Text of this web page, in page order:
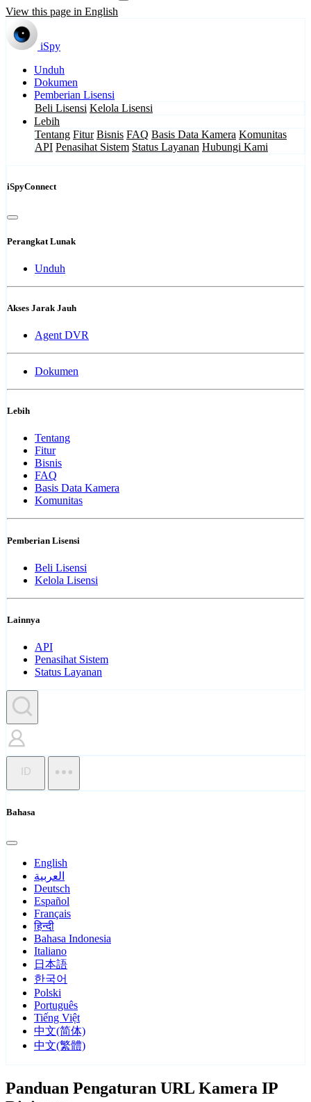
View this page in English
iSpy
Unduh
Dokumen
Pemberian Lisensi
Beli Lisensi Kelola Lisensi
Lebih
Tentang Fitur Bisnis FAQ Basis Data Kamera Komunitas
API Penasihat Sistem Status Layanan Hubungi Kami
iSpyConnect
Perangkat Lunak
Unduh
Akses Jarak Jauh
Agent DVR
Dokumen
Lebih
Tentang
Fitur
Bisnis
FAQ
Basis Data Kamera
Komunitas
Pemberian Lisensi
Beli Lisensi
Kelola Lisensi
Lainnya
API
Penasihat Sistem
Status Layanan
ID
Bahasa
English
العربية
Deutsch
Español
Français
हिन्दी
Bahasa Indonesia
Italiano
日本語
한국어
Polski
Português
Tiếng Việt
中文(简体)
中文(繁體)
Panduan Pengaturan URL Kamera IP